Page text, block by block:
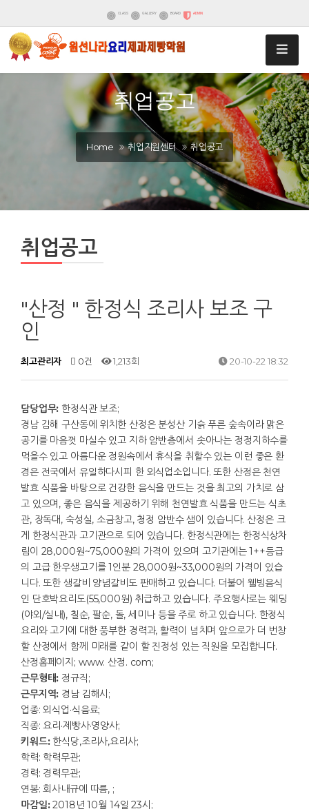
CLASS GALLERY BOARD ADMIN
취업공고
Home 취업지원센터 취업공고
취업공고
"산정 " 한정식 조리사 보조 구
인
최고관리자 0건 1,213회 20-10-22 18:32
담당업무: 한정식관 보조;
경남 김해 구산동에 위치한 산정은 분성산 기슭 푸른 숲속이라 맑은
공기를 마음껏 마실수 있고 지하 암반층에서 솟아나는 정정지하수를
먹을수 있고 아름다운 정원속에서 휴식을 취할수 있는 이런 좋은 환
경은 전국에서 유일하다시피 한 외식업소입니다. 또한 산정은 천연
발효 식품을 바탕으로 건강한 음식을 만드는 것을 최고의 가치로 삼
고 있으며, 좋은 음식을 제공하기 위해 천연발효 식품을 만드는 식초
관, 장독대, 숙성실, 소금창고, 청정 암반수 샘이 있습니다. 산정은 크
게 한정식관과 고기관으로 되어 있습니다. 한정식관에는 한정식상차
림이 28,000원~75,000원의 가격이 있으며 고기관에는 1++등급
의 고급 한우생고기를 1인분 28,000원~33,000원의 가격이 있습
니다. 또한 생갈비 양념갈비도 판매하고 있습니다. 더불어 웰빙음식
인 단호박요리도(55,000원) 취급하고 있습니다. 주요행사로는 웨딩
(야외/실내), 칠순, 팔순, 돌, 세미나 등을 주로 하고 있습니다. 한정식
요리와 고기에 대한 풍부한 경력과, 활력이 넘치며 앞으로가 더 번창
할 산정에서 함께 미래를 같이 할 진정성 있는 직원을 모집합니다.
산정홈페이지; www. 산정. com;
근무형태: 정규직;
근무지역: 경남 김해시;
업종: 외식업·식음료;
직종: 요리·제빵사·영양사;
키워드:한식당,조리사,요리사;
학력: 학력무관;
경력: 경력무관;
연봉: 회사내규에 따름, ;
마감일:2018년 10월 14일 23시;